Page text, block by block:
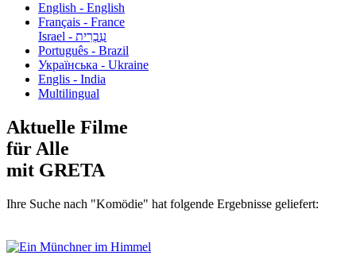
English - English
Français - France
עִבְרִית - Israel
Português - Brazil
Українська - Ukraine
Englis - India
Multilingual
Aktuelle Filme
für Alle
mit GRETA
Ihre Suche nach "Komödie" hat folgende Ergebnisse geliefert: